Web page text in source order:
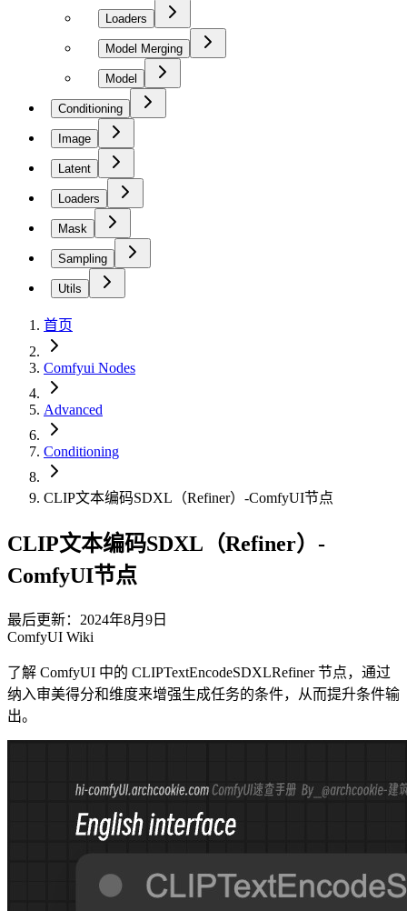
Loaders
Model Merging
Model
Conditioning
Image
Latent
Loaders
Mask
Sampling
Utils
首页
Comfyui Nodes
Advanced
Conditioning
CLIP文本编码SDXL（Refiner）-ComfyUI节点
CLIP文本编码SDXL（Refiner）-
ComfyUI节点
最后更新：2024年8月9日
ComfyUI Wiki
了解 ComfyUI 中的 CLIPTextEncodeSDXLRefiner 节点，通过
纳入审美得分和维度来增强生成任务的条件，从而提升条件输
出。